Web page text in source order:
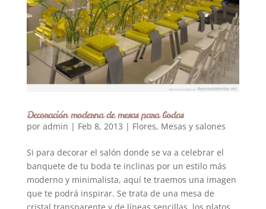
Decoración moderna de mesas para bodas
por admin | Feb 8, 2013 | Flores, Mesas y salones
Si para decorar el salón donde se va a celebrar el
banquete de tu boda te inclinas por un estilo más
moderno y minimalista, aquí te traemos una imagen
que te podrá inspirar. Se trata de una mesa de